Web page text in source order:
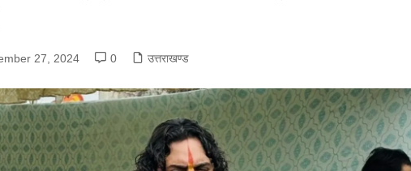
27, 2024 0 उत्तराखण्ड